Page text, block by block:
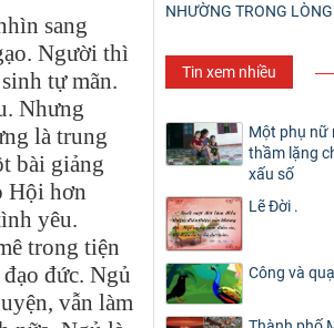
sang
Người thì
tự mãn.
Nhưng
là trung
bài giảng
Hội hơn
yêu.
trong tiện
đức. Ngủ
vẫn làm
NHƯỜNG TRONG LÒNG
Tin xem nhiều
Một phụ nữ
thầm lặng
xấu số
Lẽ Đời .
Công và